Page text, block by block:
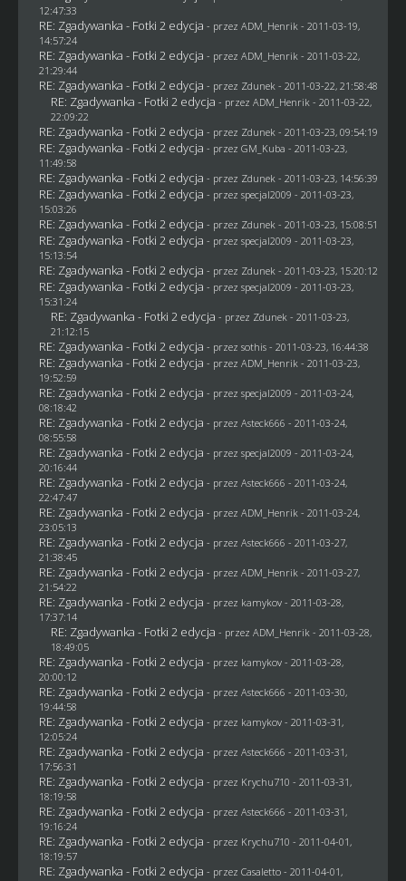
12:47:33
RE: Zgadywanka - Fotki 2 edycja - przez ADM_Henrik- 2011-03-19,
14:57:24
RE: Zgadywanka - Fotki 2 edycja - przez ADM_Henrik- 2011-03-22,
21:29:44
RE: Zgadywanka - Fotki 2 edycja - przez Zdunek- 2011-03-22, 21:58:48
RE: Zgadywanka - Fotki 2 edycja - przez ADM_Henrik- 2011-03-22,
22:09:22
RE: Zgadywanka - Fotki 2 edycja - przez Zdunek- 2011-03-23, 09:54:19
RE: Zgadywanka - Fotki 2 edycja - przez GM_Kuba - 2011-03-23,
11:49:58
RE: Zgadywanka - Fotki 2 edycja - przez Zdunek- 2011-03-23, 14:56:39
RE: Zgadywanka - Fotki 2 edycja - przez specjal2009 - 2011-03-23,
15:03:26
RE: Zgadywanka - Fotki 2 edycja - przez Zdunek- 2011-03-23, 15:08:51
RE: Zgadywanka - Fotki 2 edycja - przez specjal2009 - 2011-03-23,
15:13:54
RE: Zgadywanka - Fotki 2 edycja - przez Zdunek- 2011-03-23, 15:20:12
RE: Zgadywanka - Fotki 2 edycja - przez specjal2009 - 2011-03-23,
15:31:24
RE: Zgadywanka - Fotki 2 edycja - przez Zdunek- 2011-03-23,
21:12:15
RE: Zgadywanka - Fotki 2 edycja - przez sothis- 2011-03-23, 16:44:38
RE: Zgadywanka - Fotki 2 edycja - przez ADM_Henrik- 2011-03-23,
19:52:59
RE: Zgadywanka - Fotki 2 edycja - przez specjal2009 - 2011-03-24,
08:18:42
RE: Zgadywanka - Fotki 2 edycja - przez Asteck666 - 2011-03-24,
08:55:58
RE: Zgadywanka - Fotki 2 edycja - przez specjal2009 - 2011-03-24,
20:16:44
RE: Zgadywanka - Fotki 2 edycja - przez Asteck666 - 2011-03-24,
22:47:47
RE: Zgadywanka - Fotki 2 edycja - przez ADM_Henrik- 2011-03-24,
23:05:13
RE: Zgadywanka - Fotki 2 edycja - przez Asteck666 - 2011-03-27,
21:38:45
RE: Zgadywanka - Fotki 2 edycja - przez ADM_Henrik- 2011-03-27,
21:54:22
RE: Zgadywanka - Fotki 2 edycja - przez kamykov- 2011-03-28,
17:37:14
RE: Zgadywanka - Fotki 2 edycja - przez ADM_Henrik- 2011-03-28,
18:49:05
RE: Zgadywanka - Fotki 2 edycja - przez kamykov- 2011-03-28,
20:00:12
RE: Zgadywanka - Fotki 2 edycja - przez Asteck666 - 2011-03-30,
19:44:58
RE: Zgadywanka - Fotki 2 edycja - przez kamykov- 2011-03-31,
12:05:24
RE: Zgadywanka - Fotki 2 edycja - przez Asteck666 - 2011-03-31,
17:56:31
RE: Zgadywanka - Fotki 2 edycja - przez Krychu710 - 2011-03-31,
18:19:58
RE: Zgadywanka - Fotki 2 edycja - przez Asteck666 - 2011-03-31,
19:16:24
RE: Zgadywanka - Fotki 2 edycja - przez Krychu710 - 2011-04-01,
18:19:57
RE: Zgadywanka - Fotki 2 edycja - przez Casaletto- 2011-04-01,